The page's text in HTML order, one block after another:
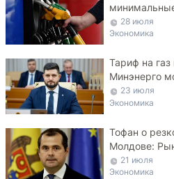
ограничило
28 июля
Экономика
Тариф на
Минэнерго
три месяца
23 июля
Экономика
Тофан о
Молдове:
21 июля
Экономика